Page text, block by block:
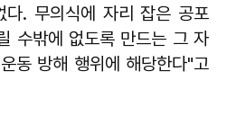
다. 무의식에 자리 잡은 공포
수밖에 없도록 만드는 그 자
동 방해 행위에 해당한다"고